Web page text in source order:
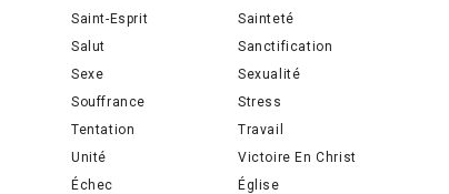
Saint-Esprit
Sainteté
Salut
Sanctification
Sexe
Sexualité
Souffrance
Stress
Tentation
Travail
Unité
Victoire En Christ
Échec
Église